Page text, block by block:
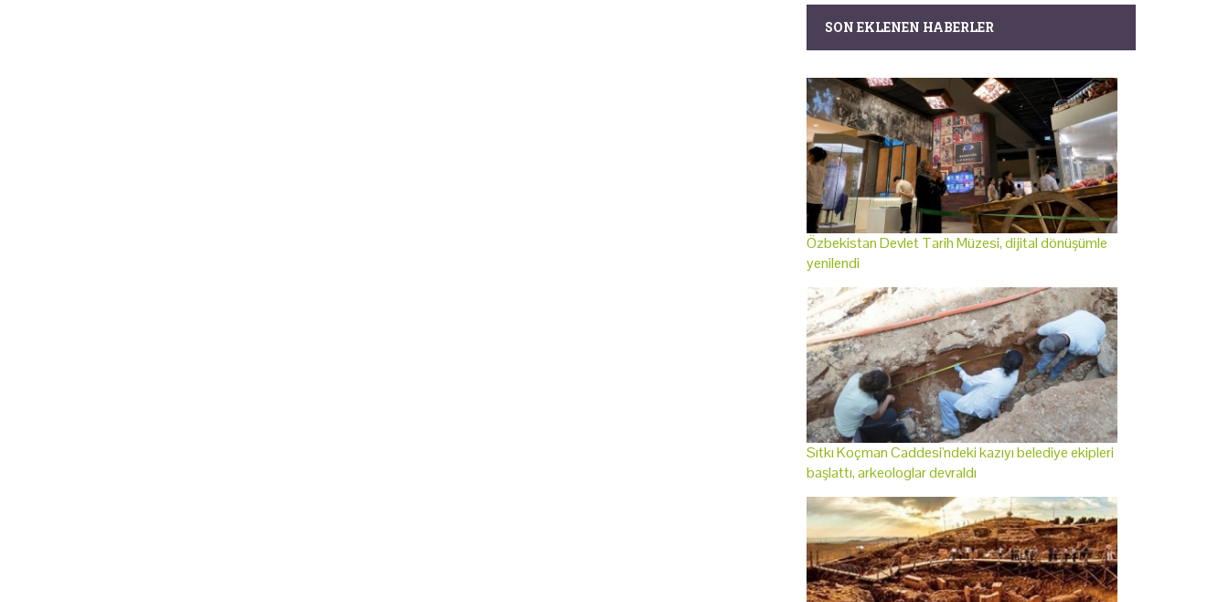
SON EKLENEN HABERLER
Özbekistan Devlet Tarih Müzesi, dijital dönüşümle
yenilendi
Sıtkı Koçman Caddesi'ndeki kazıyı belediye ekipleri
başlattı, arkeologlar devraldı